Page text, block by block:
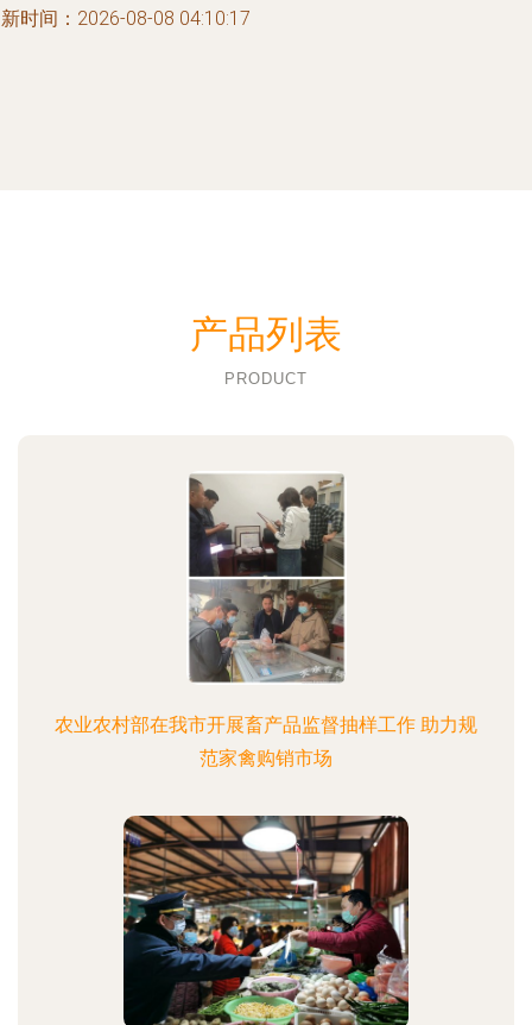
时间：2026-08-08 04:10:17
产品列表
PRODUCT
农业农村部在我市开展畜产品监督抽样工作 助力规
范家禽购销市场